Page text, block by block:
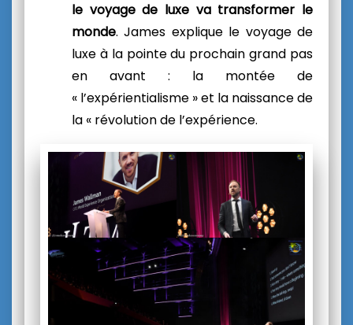
le voyage de luxe va transformer le
monde.James explique le voyage de
luxe à la pointe du prochain grand pas
en avant : la montée de
« l’expérientialisme » et la naissance de
la « révolution de l’expérience.